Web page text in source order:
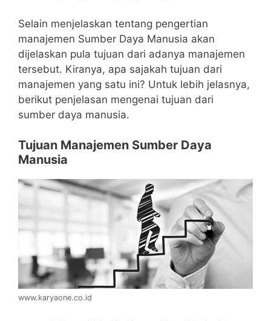
Selain menjelaskan tentang pengertian
manajemen Sumber Daya Manusia akan
dijelaskan pula tujuan dari adanya manajemen
tersebut. Kiranya, apa sajakah tujuan dari
manajemen yang satu ini? Untuk lebih jelasnya,
berikut penjelasan mengenai tujuan dari
sumber daya manusia.
Tujuan Manajemen Sumber Daya
Manusia
www.karyaone.co.id